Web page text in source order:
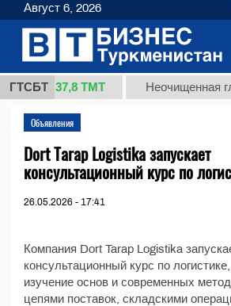
ГТСБТ
1 (кг.) 37,8 ТМТ Неочищенная
Объявления
Dort Tarap Logistika запускает
консультационный курс по
26.05.2026 - 17:41
Компания Dort Tarap Logistika
консультационный курс по
изучение основ и современных
цепями поставок, складскими
Август 6, 2026